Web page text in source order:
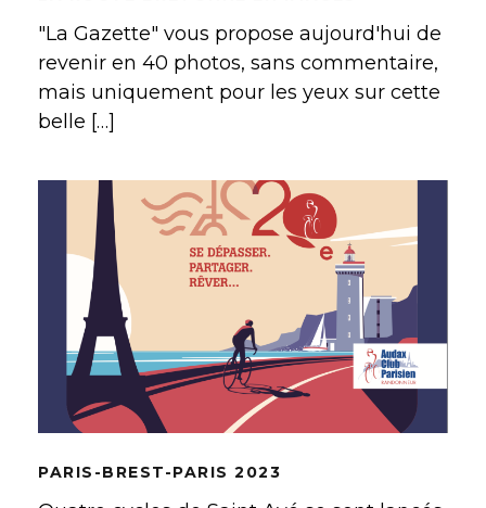
"La Gazette" vous propose aujourd'hui de
revenir en 40 photos, sans commentaire,
mais uniquement pour les yeux sur cette
belle […]
PARIS-BREST-PARIS 2023
PARIS-BREST-PARIS 2023